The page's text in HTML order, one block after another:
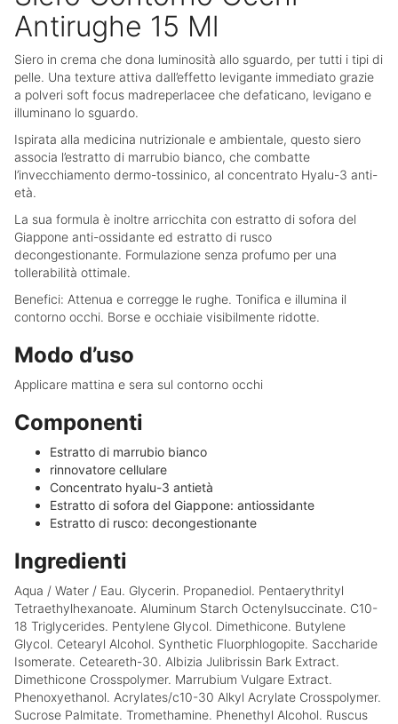
Antirughe 15 Ml
Siero in crema che dona luminosità allo sguardo, per tutti i tipi di
pelle. Una texture attiva dall’effetto levigante immediato grazie
a polveri soft focus madreperlacee che defaticano, levigano e
illuminano lo sguardo.
Ispirata alla medicina nutrizionale e ambientale, questo siero
associa l’estratto di marrubio bianco, che combatte
l’invecchiamento dermo-tossinico, al concentrato Hyalu-3 anti-
età.
La sua formula è inoltre arricchita con estratto di sofora del
Giappone anti-ossidante ed estratto di rusco
decongestionante. Formulazione senza profumo per una
tollerabilità ottimale.
Benefici: Attenua e corregge le rughe. Tonifica e illumina il
contorno occhi. Borse e occhiaie visibilmente ridotte.
Modo d’uso
Applicare mattina e sera sul contorno occhi
Componenti
Estratto di marrubio bianco
rinnovatore cellulare
Concentrato hyalu-3 antietà
Estratto di sofora del Giappone: antiossidante
Estratto di rusco: decongestionante
Ingredienti
Aqua / Water / Eau. Glycerin. Propanediol. Pentaerythrityl
Tetraethylhexanoate. Aluminum Starch Octenylsuccinate. C10-
18 Triglycerides. Pentylene Glycol. Dimethicone. Butylene
Glycol. Cetearyl Alcohol. Synthetic Fluorphlogopite. Saccharide
Isomerate. Ceteareth-30. Albizia Julibrissin Bark Extract.
Dimethicone Crosspolymer. Marrubium Vulgare Extract.
Phenoxyethanol. Acrylates/c10-30 Alkyl Acrylate Crosspolymer.
Sucrose Palmitate. Tromethamine. Phenethyl Alcohol. Ruscus